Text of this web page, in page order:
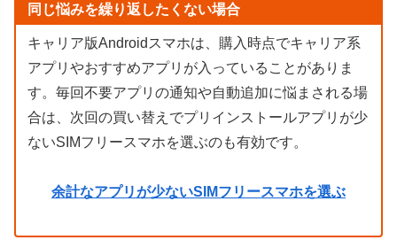
同じ悩みを繰り返したくない場合
キャリア版Androidスマホは、購入時点でキャリア系
アプリやおすすめアプリが入っていることがありま
す。毎回不要アプリの通知や自動追加に悩まされる場
合は、次回の買い替えでプリインストールアプリが少
ないSIMフリースマホを選ぶのも有効です。
余計なアプリが少ないSIMフリースマホを選ぶ